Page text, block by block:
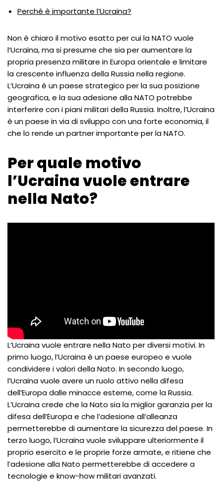
Perché è importante l’Ucraina?
Non è chiaro il motivo esatto per cui la NATO vuole
l’Ucraina, ma si presume che sia per aumentare la
propria presenza militare in Europa orientale e limitare
la crescente influenza della Russia nella regione.
L’Ucraina è un paese strategico per la sua posizione
geografica, e la sua adesione alla NATO potrebbe
interferire con i piani militari della Russia. Inoltre, l’Ucraina
è un paese in via di sviluppo con una forte economia, il
che lo rende un partner importante per la NATO.
Per quale motivo
l’Ucraina vuole entrare
nella Nato?
L’Ucraina vuole entrare nella Nato per diversi motivi. In
primo luogo, l’Ucraina è un paese europeo e vuole
condividere i valori della Nato. In secondo luogo,
l’Ucraina vuole avere un ruolo attivo nella difesa
dell’Europa dalle minacce esterne, come la Russia.
L’Ucraina crede che la Nato sia la miglior garanzia per la
difesa dell’Europa e che l’adesione all’alleanza
permetterebbe di aumentare la sicurezza del paese. In
terzo luogo, l’Ucraina vuole sviluppare ulteriormente il
proprio esercito e le proprie forze armate, e ritiene che
l’adesione alla Nato permetterebbe di accedere a
tecnologie e know-how militari avanzati.